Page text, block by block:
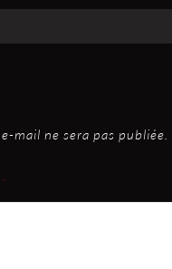
mail ne sera pas publiée.
*